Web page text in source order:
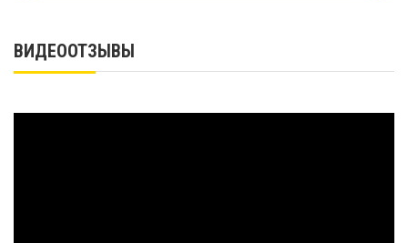
ВИДЕООТЗЫВЫ